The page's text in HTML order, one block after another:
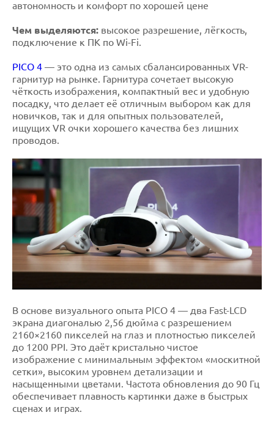
автономность и комфорт по хорошей цене
Чем выделяются: высокое разрешение, лёгкость,
подключение к ПК по Wi-Fi.
PICO 4 — это одна из самых сбалансированных VR-
гарнитур на рынке. Гарнитура сочетает высокую
чёткость изображения, компактный вес и удобную
посадку, что делает её отличным выбором как для
новичков, так и для опытных пользователей,
ищущих VR очки хорошего качества без лишних
проводов.
В основе визуального опыта PICO 4 — два Fast-LCD
экрана диагональю 2,56 дюйма с разрешением
2160×2160 пикселей на глаз и плотностью пикселей
до 1200 PPI. Это даёт кристально чистое
изображение с минимальным эффектом «москитной
сетки», высоким уровнем детализации и
насыщенными цветами. Частота обновления до 90 Гц
обеспечивает плавность картинки даже в быстрых
сценах и играх.